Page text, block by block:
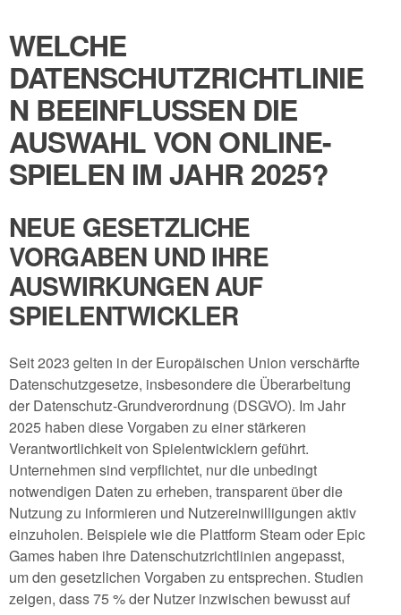
WELCHE
DATENSCHUTZRICHTLINIE
N BEEINFLUSSEN DIE
AUSWAHL VON ONLINE-
SPIELEN IM JAHR 2025?
NEUE GESETZLICHE
VORGABEN UND IHRE
AUSWIRKUNGEN AUF
SPIELENTWICKLER
Seit 2023 gelten in der Europäischen Union verschärfte
Datenschutzgesetze, insbesondere die Überarbeitung
der Datenschutz-Grundverordnung (DSGVO). Im Jahr
2025 haben diese Vorgaben zu einer stärkeren
Verantwortlichkeit von Spielentwicklern geführt.
Unternehmen sind verpflichtet, nur die unbedingt
notwendigen Daten zu erheben, transparent über die
Nutzung zu informieren und Nutzereinwilligungen aktiv
einzuholen. Beispiele wie die Plattform Steam oder Epic
Games haben ihre Datenschutzrichtlinien angepasst,
um den gesetzlichen Vorgaben zu entsprechen. Studien
zeigen, dass 75 % der Nutzer inzwischen bewusst auf